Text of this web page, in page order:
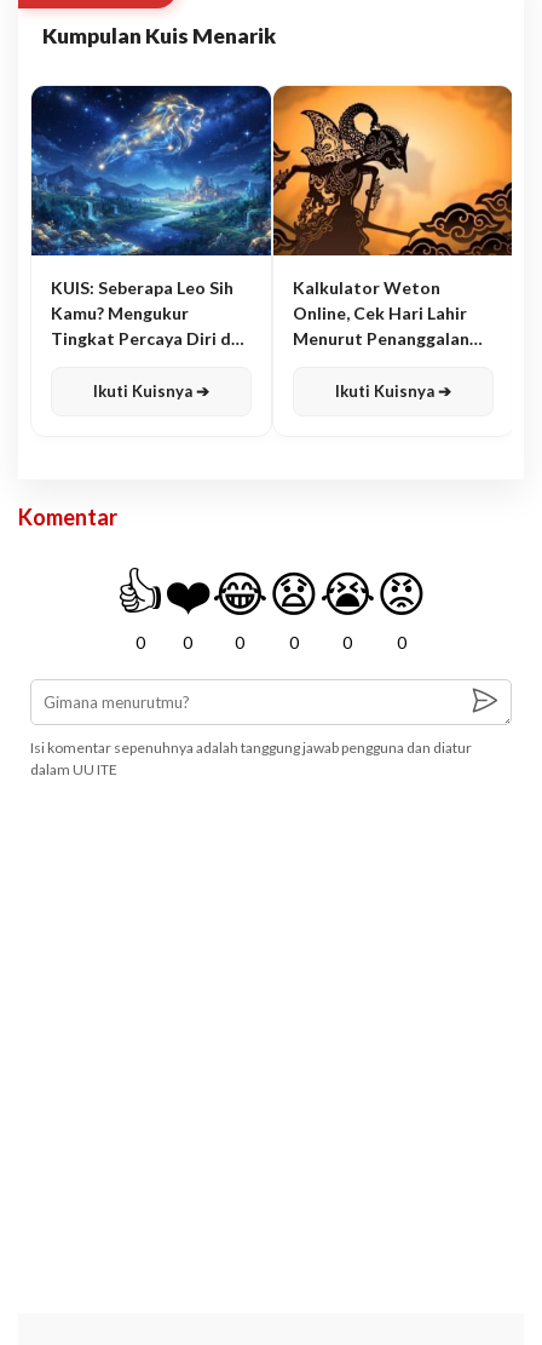
Kumpulan Kuis Menarik
KUIS: Seberapa Leo Sih
Kamu? Mengukur
Tingkat Percaya Diri dan
Ikuti Kuisnya ➔
Kalkulator Weton
Online, Cek Hari Lahir
Menurut Penanggalan
Ikuti Kuisnya ➔
Komentar
👍
0
❤️
0
😂
0
😧
0
😭
0
😡
0
Isi komentar sepenuhnya adalah tanggung jawab pengguna dan diatur
dalam UU ITE